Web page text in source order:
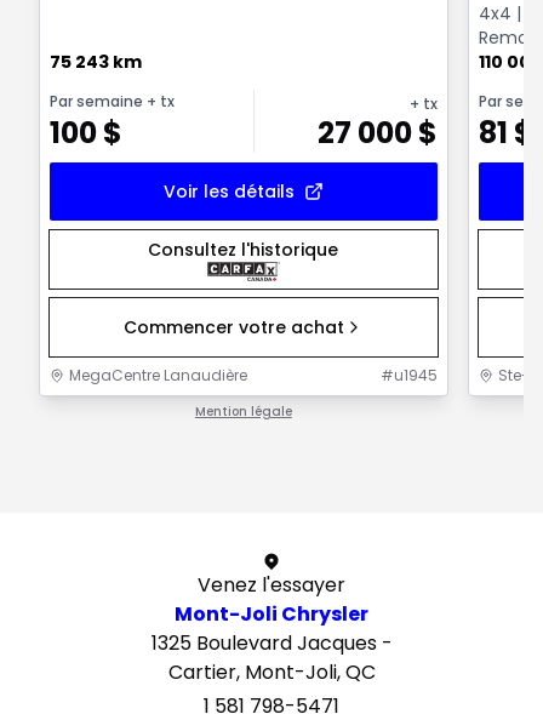
75 243 km
Par semaine + tx
100$
+ tx
27 000$
Voir les détails
Consultez l'historique
Commencer votre achat
MegaCentre Lanaudière #u1945
Mention légale
4x4 |
110
Par
81 $
Ste-
Venez l'essayer
Mont-Joli Chrysler
1325 Boulevard Jacques -
Cartier, Mont-Joli, QC
1 581 798-5471